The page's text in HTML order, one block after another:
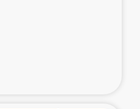
地震被災者支援